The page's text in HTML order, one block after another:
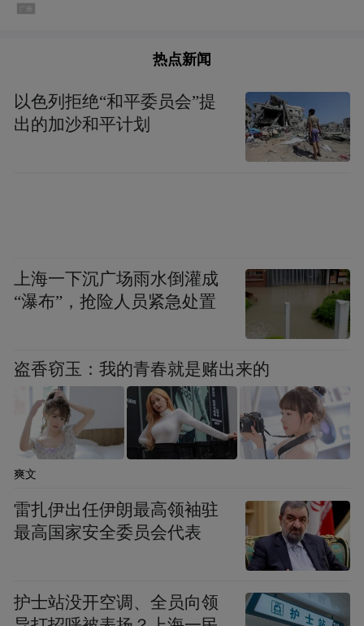
拒绝服从命令、拒不履行职责，或制造暴
变认定的四大刚性要件，缺一不可，这四大
要件是区分哗变与普通违纪的核心准则，无
军队的团结与信任是“打出来”的，理论上胜仗越
对照该条款，哗变与普通违纪、消极怠工有
着本质区别。普通违纪仅违反具体军事规
告、记过、降职为主；而哗变的核心是直接
热点新闻
以色列拒绝“和平委员会”提
出的加沙和平计划
上海一下沉广场雨水倒灌成
“瀑布”，抢险人员紧急处置
盗香窃玉：我的青春就是赌出来的
爽文
雷扎伊出任伊朗最高领袖驻
最高国家安全委员会代表
护士站没开空调、全员向领